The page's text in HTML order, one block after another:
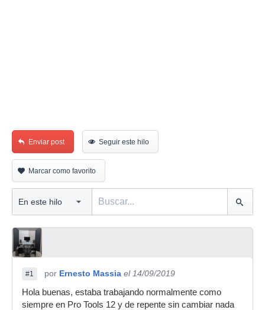
Enviar post Seguir este hilo
Marcar como favorito
#1 por Ernesto Massia el 14/09/2019
Hola buenas, estaba trabajando normalmente como
siempre en Pro Tools 12 y de repente sin cambiar nada